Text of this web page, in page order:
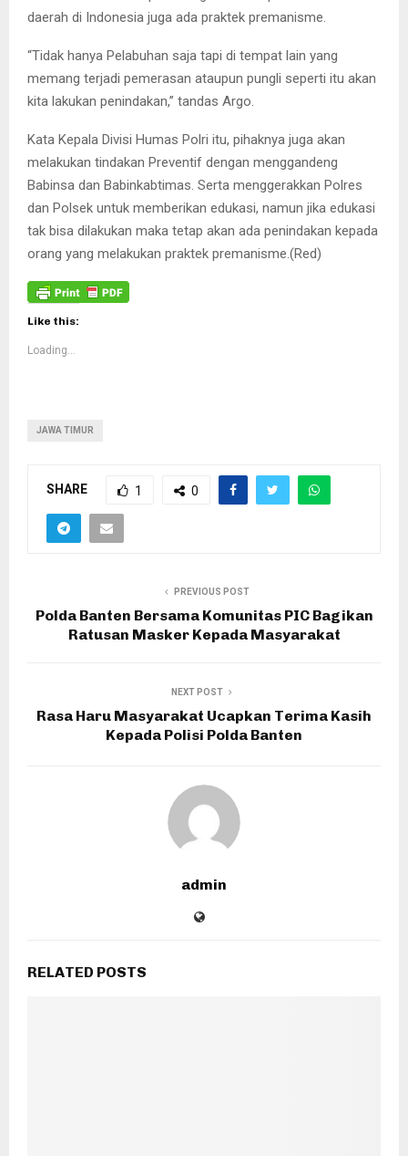
daerah di Indonesia juga ada praktek premanisme.
“Tidak hanya Pelabuhan saja tapi di tempat lain yang
memang terjadi pemerasan ataupun pungli seperti itu akan
kita lakukan penindakan,” tandas Argo.
Kata Kepala Divisi Humas Polri itu, pihaknya juga akan
melakukan tindakan Preventif dengan menggandeng
Babinsa dan Babinkabtimas. Serta menggerakkan Polres
dan Polsek untuk memberikan edukasi, namun jika edukasi
tak bisa dilakukan maka tetap akan ada penindakan kepada
orang yang melakukan praktek premanisme.(Red)
Like this:
Loading...
JAWA TIMUR
SHARE 1 0
PREVIOUS POST
Polda Banten Bersama Komunitas PIC Bagikan
Ratusan Masker Kepada Masyarakat
NEXT POST
Rasa Haru Masyarakat Ucapkan Terima Kasih
Kepada Polisi Polda Banten
admin
RELATED POSTS